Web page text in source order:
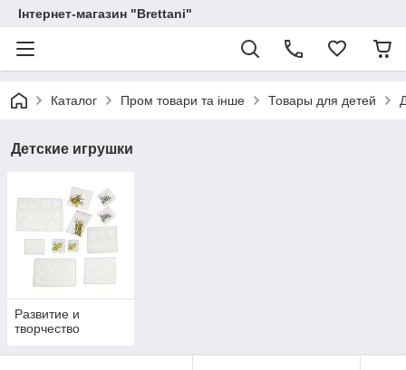
Інтернет-магазин "Brettani"
Каталог Пром товари та інше Товары для детей
Детские игрушки
Развитие и
творчество